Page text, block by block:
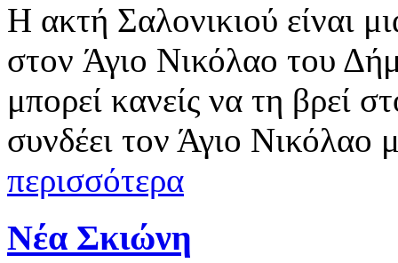
Η ακτή Σαλονικιού είναι
στον Άγιο Νικόλαο του
μπορεί κανείς να τη βρεί
συνδέει τον Άγιο Νικόλαο
περισσότερα
Νέα Σκιώνη